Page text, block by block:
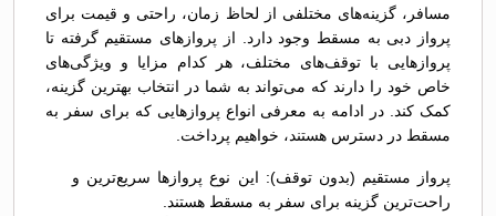
مسافر، گزینه‌های مختلفی از لحاظ زمان، راحتی و قیمت برای
پرواز دبی به مسقط وجود دارد. از پروازهای مستقیم گرفته تا
پروازهایی با توقف‌های مختلف، هر کدام مزایا و ویژگی‌های
خاص خود را دارند که می‌تواند به شما در انتخاب بهترین گزینه،
کمک کند. در ادامه به معرفی انواع پروازهایی که برای سفر به
مسقط در دسترس هستند، خواهیم پرداخت.
پرواز مستقیم (بدون توقف): این نوع پروازها سریع‌ترین و
راحت‌ترین گزینه برای سفر به مسقط هستند.